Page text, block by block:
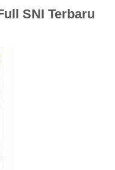
SNI Terbaru